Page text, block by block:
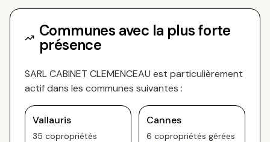
Communes avec la plus forte
présence
SARL CABINET CLEMENCEAU est particulièrement
actif dans les communes suivantes :
Vallauris
35 copropriétés
Cannes
6 copropriétés gérées